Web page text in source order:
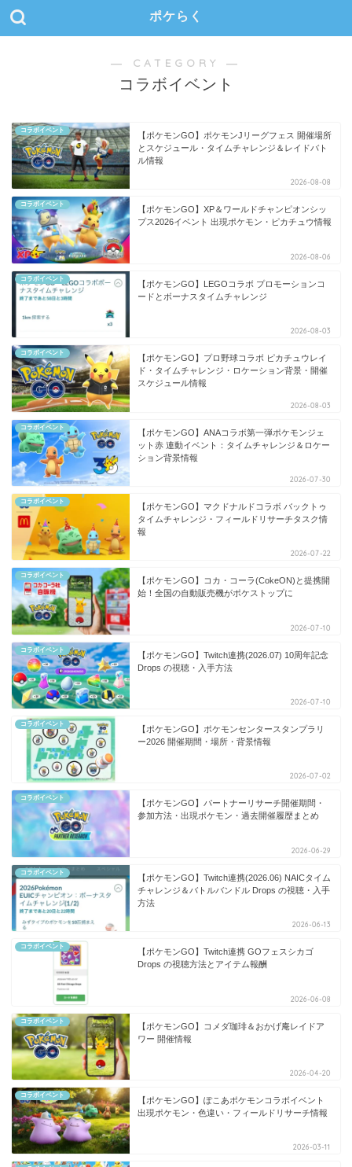
ポケらく
― CATEGORY ―
コラボイベント
コラボイベント
【ポケモンGO】ポケモンJリーグフェス 開催場所
とスケジュール・タイムチャレンジ＆レイドバト
ル情報
2026-08-08
コラボイベント
【ポケモンGO】XP＆ワールドチャンピオンシッ
プス2026イベント 出現ポケモン・ピカチュウ情報
2026-08-06
コラボイベント
【ポケモンGO】LEGOコラボ プロモーションコ
ードとボーナスタイムチャレンジ
2026-08-03
コラボイベント
【ポケモンGO】プロ野球コラボ ピカチュウレイ
ド・タイムチャレンジ・ロケーション背景・開催
スケジュール情報
2026-08-03
コラボイベント
【ポケモンGO】ANAコラボ第一弾ポケモンジェ
ット赤 連動イベント：タイムチャレンジ＆ロケー
ション背景情報
2026-07-30
コラボイベント
【ポケモンGO】マクドナルドコラボ バックトゥ
タイムチャレンジ・フィールドリサーチタスク情
報
2026-07-22
コラボイベント
【ポケモンGO】コカ・コーラ(CokeON)と提携開
始！全国の自動販売機がポケストップに
2026-07-10
コラボイベント
【ポケモンGO】Twitch連携(2026.07) 10周年記念
Drops の視聴・入手方法
2026-07-10
コラボイベント
【ポケモンGO】ポケモンセンタースタンプラリ
ー2026 開催期間・場所・背景情報
2026-07-02
コラボイベント
【ポケモンGO】パートナーリサーチ開催期間・
参加方法・出現ポケモン・過去開催履歴まとめ
2026-06-29
コラボイベント
【ポケモンGO】Twitch連携(2026.06) NAICタイム
チャレンジ＆バトルバンドル Drops の視聴・入手
方法
2026-06-13
コラボイベント
【ポケモンGO】Twitch連携 GOフェスシカゴ
Drops の視聴方法とアイテム報酬
2026-06-08
コラボイベント
【ポケモンGO】コメダ珈琲＆おかげ庵レイドア
ワー 開催情報
2026-04-20
コラボイベント
【ポケモンGO】ぽこあポケモンコラボイベント
出現ポケモン・色違い・フィールドリサーチ情報
2026-03-11